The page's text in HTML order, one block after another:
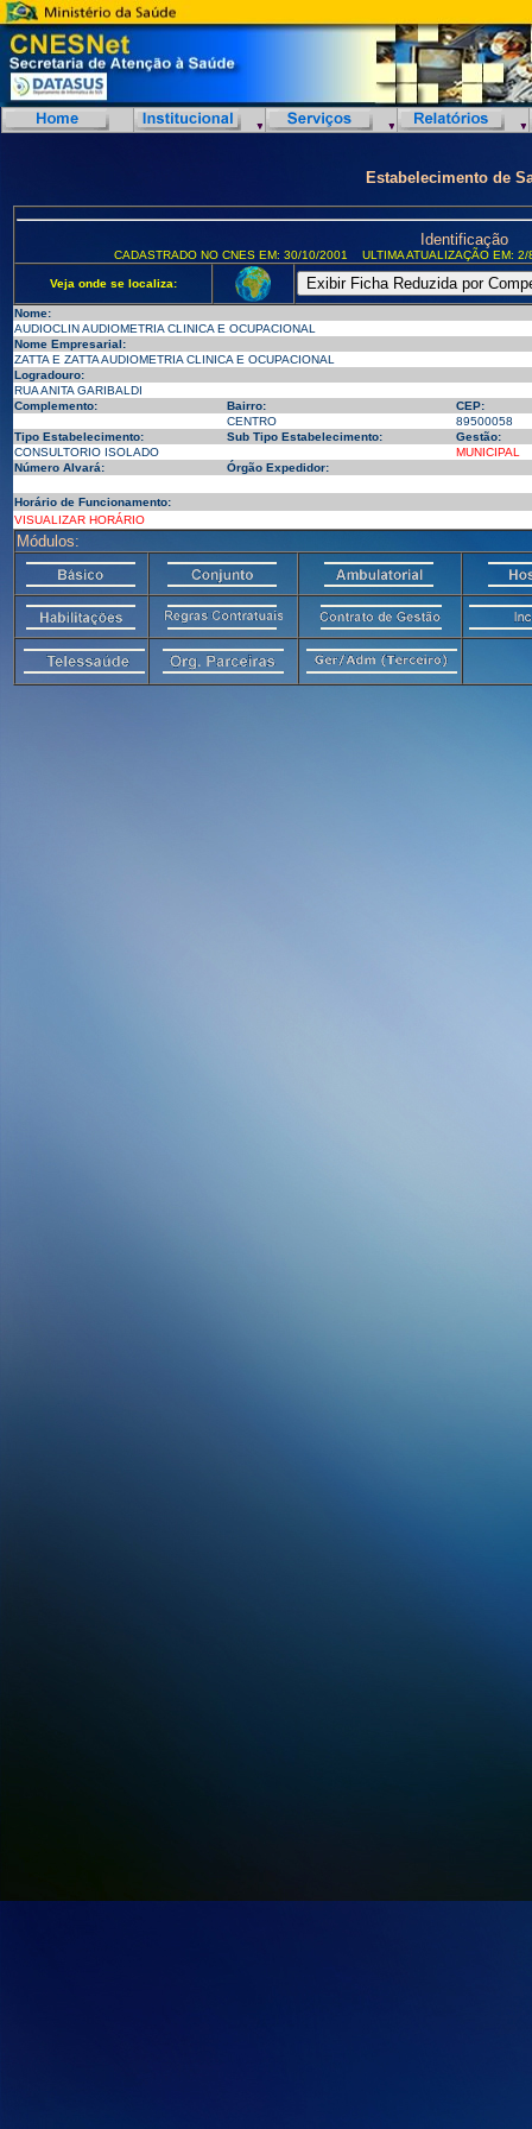
Estabelecimento de
Identificação
CADASTRADO NO CNES EM: 30/10/2001 ULTIMA ATUALIZAÇÃO EM:
Veja onde se localiza:
Nome:
AUDIOCLIN AUDIOMETRIA CLINICA E OCUPACIONAL
Nome Empresarial:
ZATTA E ZATTA AUDIOMETRIA CLINICA E OCUPACIONAL
Logradouro:
RUA ANITA GARIBALDI
Complemento:
Bairro:
CEP:
CENTRO
89500058
Tipo Estabelecimento:
Sub Tipo Estabelecimento:
Gestão:
CONSULTORIO ISOLADO
MUNICIPAL
Número Alvará:
Órgão Expedidor:
Horário de Funcionamento:
VISUALIZAR HORÁRIO
Módulos: